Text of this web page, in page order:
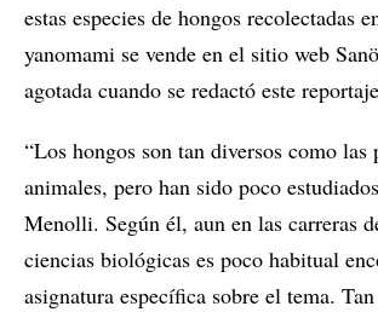
estas especies de hongos recolectadas
yanomami se vende en el sitio web
agotada cuando se redactó este
“Los hongos son tan diversos como las
animales, pero han sido poco
Menolli. Según él, aun en las carreras
ciencias biológicas es poco habitual
asignatura específica sobre el tema.